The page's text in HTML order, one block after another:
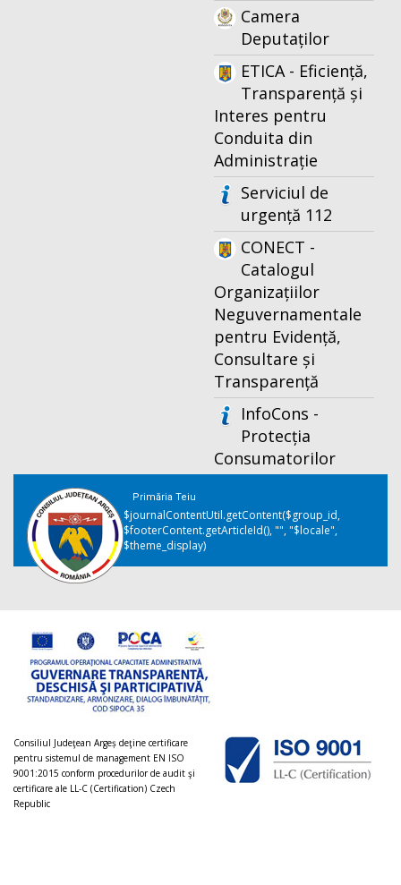
Camera
Deputaților
ETICA - Eficiență,
Transparență și
Interes pentru
Conduita din
Administrație
Serviciul de
urgență 112
CONECT -
Catalogul
Organizațiilor
Neguvernamentale
pentru Evidență,
Consultare și
Transparență
InfoCons -
Protecția
Consumatorilor
Primăria Teiu
$journalContentUtil.getContent($group_id,
$footerContent.getArticleId(), "", "$locale",
$theme_display)
Consiliul Judeţean Argeș deţine certificare
pentru sistemul de management EN ISO
9001:2015 conform procedurilor de audit şi
certificare ale LL-C (Certification) Czech
Republic